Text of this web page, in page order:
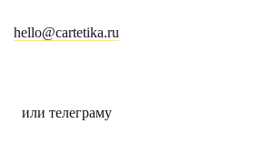
hello@cartetika.ru
или телеграму